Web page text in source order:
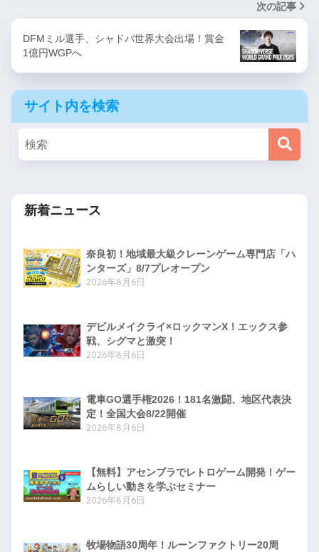
次の記事
DFMミル選手、シャドバ世界大会出場！賞金
1億円WGPへ
サイト内を検索
新着ニュース
奈良初！地域最大級クレーンゲーム専門店「ハ
ンターズ」8/7プレオープン
2026年8月6日
デビルメイクライ×ロックマンX！エックス参
戦、シグマと激突！
2026年8月6日
電車GO選手権2026！181名激闘、地区代表決
定！全国大会8/22開催
2026年8月6日
【無料】アセンブラでレトロゲーム開発！ゲー
ムらしい動きを学ぶセミナー
2026年8月6日
牧場物語30周年！ルーンファクトリー20周